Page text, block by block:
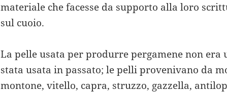
materiale che facesse da supporto alla loro
sul cuoio.
La pelle usata per produrre pergamene non era
stata usata in passato; le pelli provenivano da
montone, vitello, capra, struzzo, gazzella,